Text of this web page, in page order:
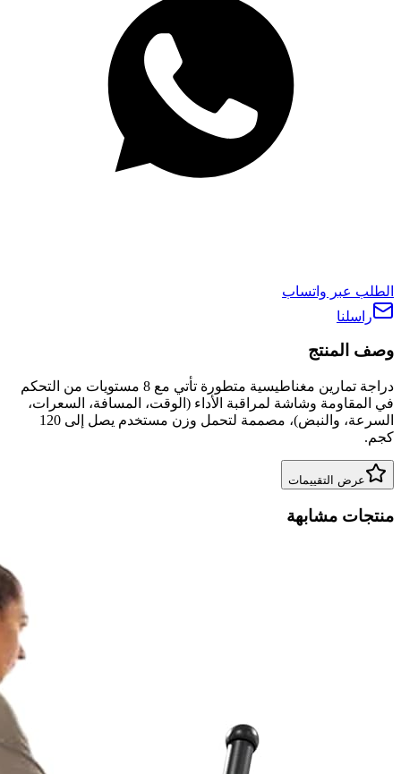
الطلب عبر واتساب
راسلنا
وصف المنتج
دراجة تمارين مغناطيسية متطورة تأتي مع 8 مستويات من التحكم
في المقاومة وشاشة لمراقبة الأداء (الوقت، المسافة، السعرات،
السرعة، والنبض)، مصممة لتحمل وزن مستخدم يصل إلى 120
كجم.
عرض التقييمات
منتجات مشابهة